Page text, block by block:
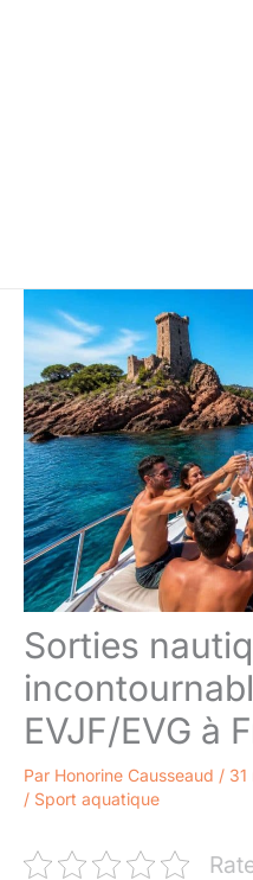
Sorties
EVJF/EVG à
Par Honorine Causseaud / 31
/ Sport aquatique